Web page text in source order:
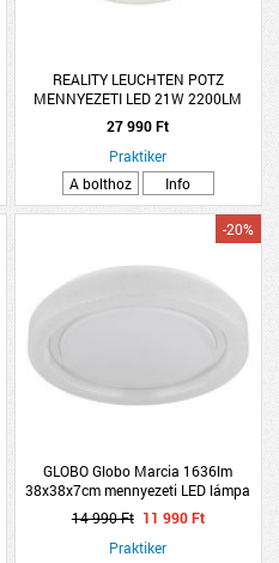
REALITY LEUCHTEN POTZ
MENNYEZETI LED 21W 2200LM
50CM 4000K CSILLAG
EFF/KAPCS.DIMM IP44
27 990 Ft
Praktiker
A bolthoz
Info
GLOBO Globo Marcia 1636lm
38x38x7cm mennyezeti LED lámpa
-20%
14 990 Ft 11 990 Ft
Praktiker